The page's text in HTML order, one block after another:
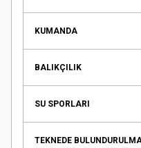
KUMANDA
BALIKÇILIK
SU SPORLARI
TEKNEDE